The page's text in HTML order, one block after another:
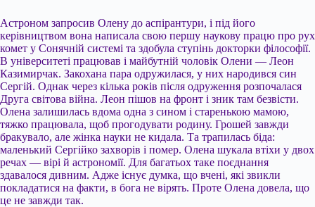
Астроном запросив Олену до аспірантури, і під його
керівництвом вона написала свою першу наукову працю про рух
комет у Сонячній системі та здобула ступінь докторки філософії.
В університеті працював і майбутній чоловік Олени — Леон
Казимирчак. Закохана пара одружилася, у них народився син
Сергій. Однак через кілька років після одруження розпочалася
Друга світова війна. Леон пішов на фронт і зник там безвісти.
Олена залишилась вдома одна з сином і старенькою мамою,
тяжко працювала, щоб прогодувати родину. Грошей завжди
бракувало, але жінка науки не кидала. Та трапилась біда:
маленький Сергійко захворів і помер. Олена шукала втіхи у двох
речах — вірі й астрономії. Для багатьох таке поєднання
здавалося дивним. Адже існує думка, що вчені, які звикли
покладатися на факти, в бога не вірять. Проте Олена довела, що
це не завжди так.